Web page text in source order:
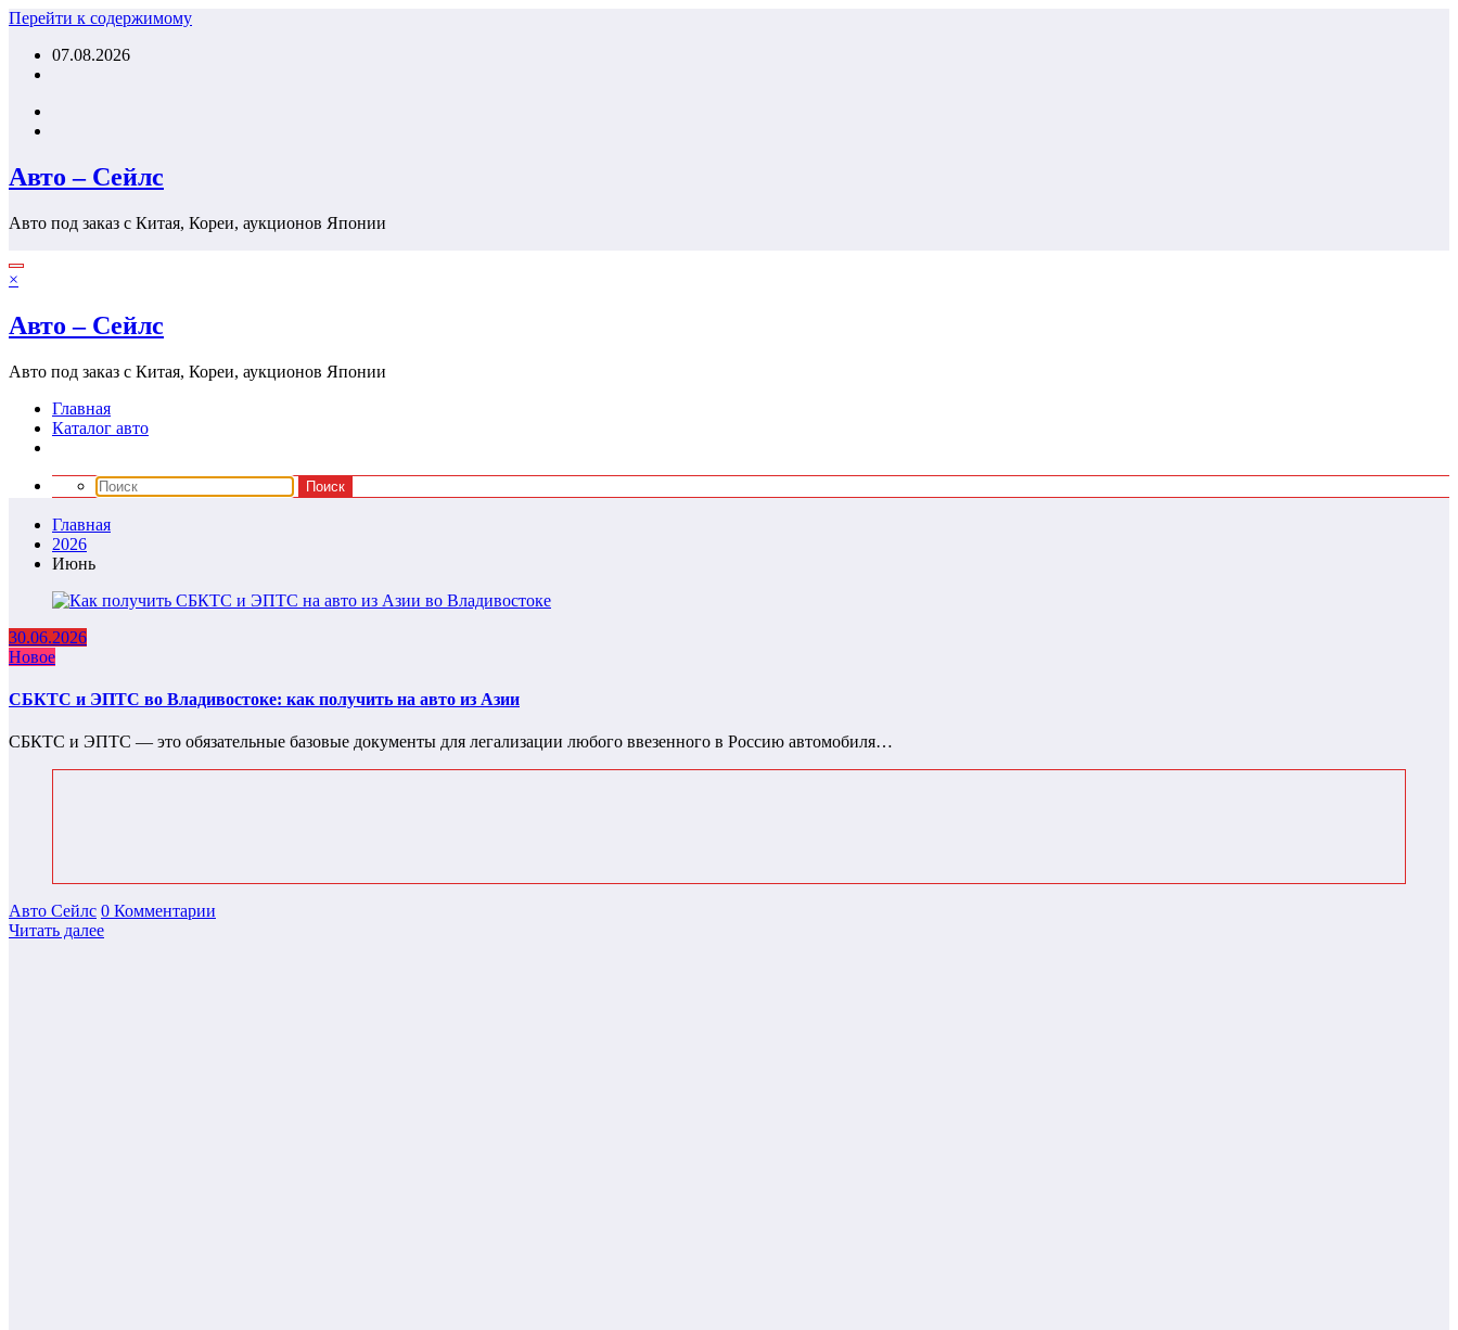
Перейти к содержимому
07.08.2026
Авто – Сейлс
Авто под заказ с Китая, Кореи, аукционов Японии
×
Авто – Сейлс
Авто под заказ с Китая, Кореи, аукционов Японии
Главная
Каталог авто
Главная
2026
Июнь
30.06.2026
Новое
СБКТС и ЭПТС во Владивостоке: как получить на авто из Азии
СБКТС и ЭПТС — это обязательные базовые документы для легализации любого ввезенного в Россию автомобиля…
Авто Сейлс 0 Комментарии
Читать далее